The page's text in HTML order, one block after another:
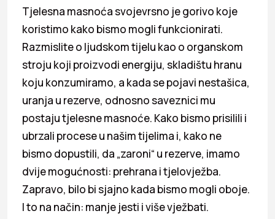
Tjelesna masnoća svojevrsno je gorivo koje
koristimo kako bismo mogli funkcionirati.
Razmislite o ljudskom tijelu kao o organskom
stroju koji proizvodi energiju, skladištu hranu
koju konzumiramo, a kada se pojavi nestašica,
uranja u rezerve, odnosno saveznici mu
postaju tjelesne masnoće. Kako bismo prisilili i
ubrzali procese u našim tijelima i, kako ne
bismo dopustili, da „zaroni“ u rezerve, imamo
dvije mogućnosti: prehrana i tjelovježba.
Zapravo, bilo bi sjajno kada bismo mogli oboje.
I to na način: manje jesti i više vježbati.